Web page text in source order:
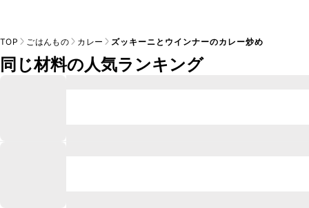
TOP ごはんもの カレー ズッキーニとウインナーのカレー炒め
同じ材料の人気ランキング